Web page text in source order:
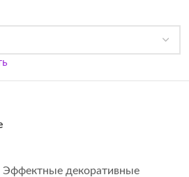
Эффектные декоративные